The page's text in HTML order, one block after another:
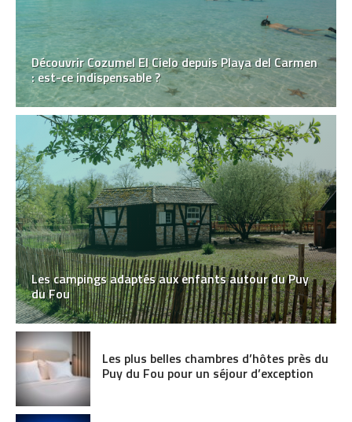
Découvrir Cozumel El Cielo depuis Playa del Carmen
: est-ce indispensable ?
Les campings adaptés aux enfants autour du Puy
du Fou
Les plus belles chambres d’hôtes près du
Puy du Fou pour un séjour d’exception